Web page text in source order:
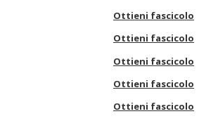
Ottieni fascicolo
Ottieni fascicolo
Ottieni fascicolo
Ottieni fascicolo
Ottieni fascicolo